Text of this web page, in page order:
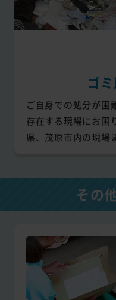
ゴ
ご自身での処分が困
存在する現場にお困
県、茂原市内の現場
その